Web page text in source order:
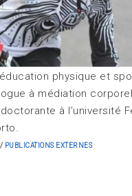
physique et
à médiation
à l’université
PUBLICATIONS EXTERNES